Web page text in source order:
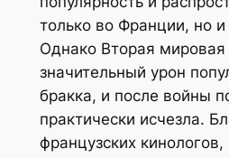
только во Франции, но
Однако Вторая мировая
значительный урон
бракка, и после войны
практически исчезла.
французских